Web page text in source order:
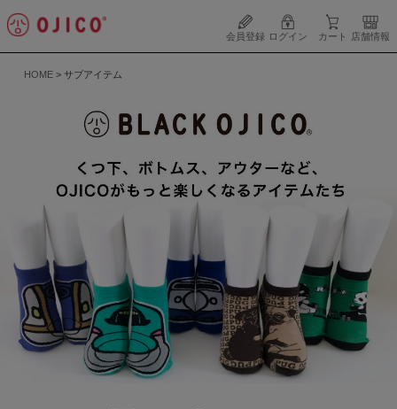
会員登録 ログイン カート 店舗情報
HOME サブアイテム